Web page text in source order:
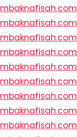
mbaknafisah.com
mbaknafisah.com
mbaknafisah.com
mbaknafisah.com
mbaknafisah.com
mbaknafisah.com
mbaknafisah.com
mbaknafisah.com
mbaknafisah.com